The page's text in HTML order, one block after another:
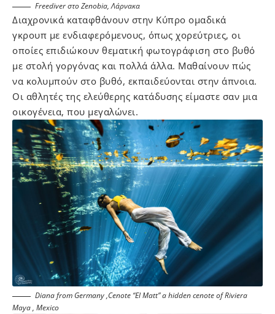
Freediver στο Zenobia, Λάρνακα
Διαχρονικά καταφθάνουν στην Κύπρο ομαδικά
γκρουπ με ενδιαφερόμενους, όπως χορεύτριες, οι
οποίες επιδιώκουν θεματική φωτογράφιση στο βυθό
με στολή γοργόνας και πολλά άλλα. Μαθαίνουν πώς
να κολυμπούν στο βυθό, εκπαιδεύονται στην άπνοια.
Οι αθλητές της ελεύθερης κατάδυσης είμαστε σαν μια
οικογένεια, που μεγαλώνει.
Diana from Germany ,Cenote “El Matt” a hidden cenote of Riviera
Maya , Mexico